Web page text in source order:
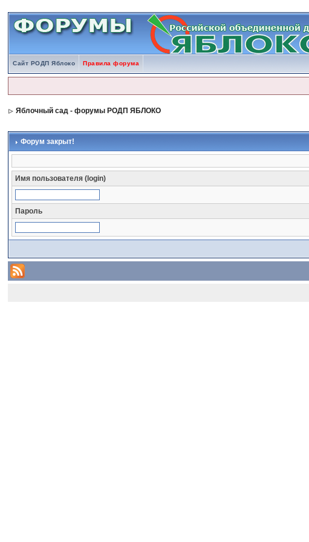
Сайт РОДП Яблоко Правила форума
Яблочный сад - форумы РОДП ЯБЛОКО
Форум закрыт!
Имя пользователя (login)
Пароль